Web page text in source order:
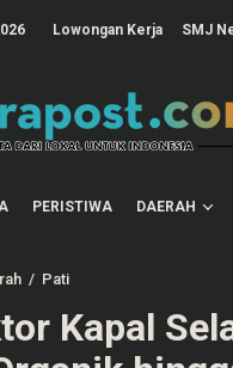
Lowongan Kerja SMJ
PERISTIWA DAERAH
/ Pati
o
r
Kapal